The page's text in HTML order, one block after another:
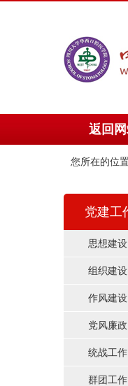
返回
您所在的位
党建工
思想建设
组织建设
作风建设
党风廉政
统战工作
群团工作